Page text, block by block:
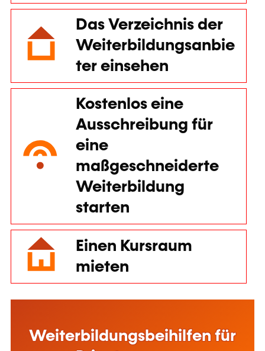
Anhand der Cookies können wir den Inhalt
Das Verzeichnis der
Weiterbildungsanbie
ter einsehen
Kostenlos eine
Ausschreibung für
eine
maßgeschneiderte
Weiterbildung
starten
Einen Kursraum
mieten
Weiterbildungsbeihilfen für